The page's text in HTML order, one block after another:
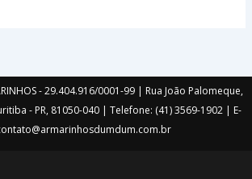
- 29.404.916/0001-99 | Rua João Palomeque,
- PR, 81050-040 | Telefone: (41) 3569-1902 | E-